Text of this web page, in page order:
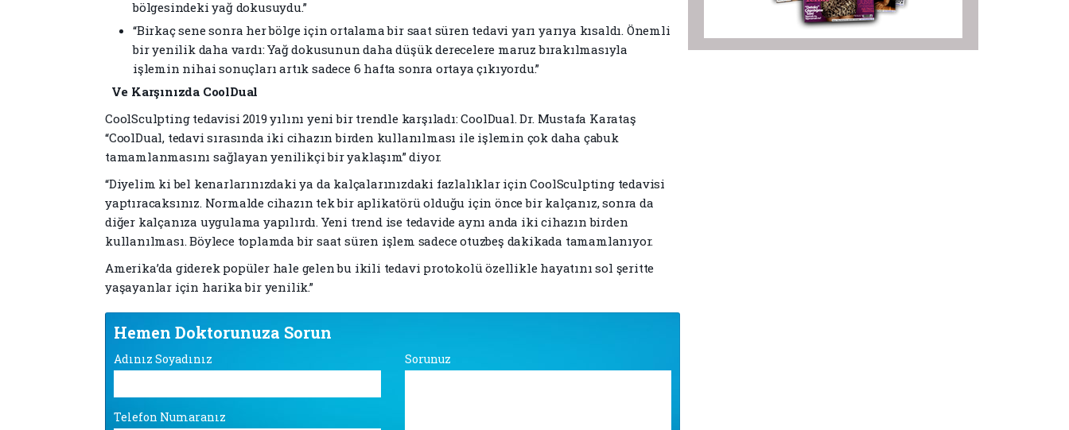
bölgesindeki yağ dokusuydu.”
“Birkaç sene sonra her bölge için ortalama bir saat süren tedavi yarı yarıya kısaldı. Önemli
bir yenilik daha vardı: Yağ dokusunun daha düşük derecelere maruz bırakılmasıyla
işlemin nihai sonuçları artık sadece 6 hafta sonra ortaya çıkıyordu.”
Ve Karşınızda CoolDual
CoolSculpting tedavisi 2019 yılını yeni bir trendle karşıladı: CoolDual. Dr. Mustafa Karataş
“CoolDual, tedavi sırasında iki cihazın birden kullanılması ile işlemin çok daha çabuk
tamamlanmasını sağlayan yenilikçi bir yaklaşım” diyor.
“Diyelim ki bel kenarlarınızdaki ya da kalçalarınızdaki fazlalıklar için CoolSculpting tedavisi
yaptıracaksınız. Normalde cihazın tek bir aplikatörü olduğu için önce bir kalçanız, sonra da
diğer kalçanıza uygulama yapılırdı. Yeni trend ise tedavide aynı anda iki cihazın birden
kullanılması. Böylece toplamda bir saat süren işlem sadece otuzbeş dakikada tamamlanıyor.
Amerika’da giderek popüler hale gelen bu ikili tedavi protokolü özellikle hayatını sol şeritte
yaşayanlar için harika bir yenilik.”
Hemen Doktorunuza Sorun
Adınız Soyadınız
Telefon Numaranız
Sorunuz